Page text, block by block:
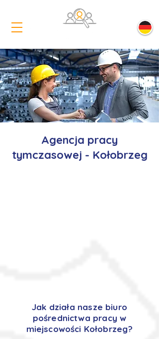
Agencja pracy
tymczasowej - Kołobrzeg
Jak działa nasze biuro
pośrednictwa pracy w
miejscowości Kołobrzeg?